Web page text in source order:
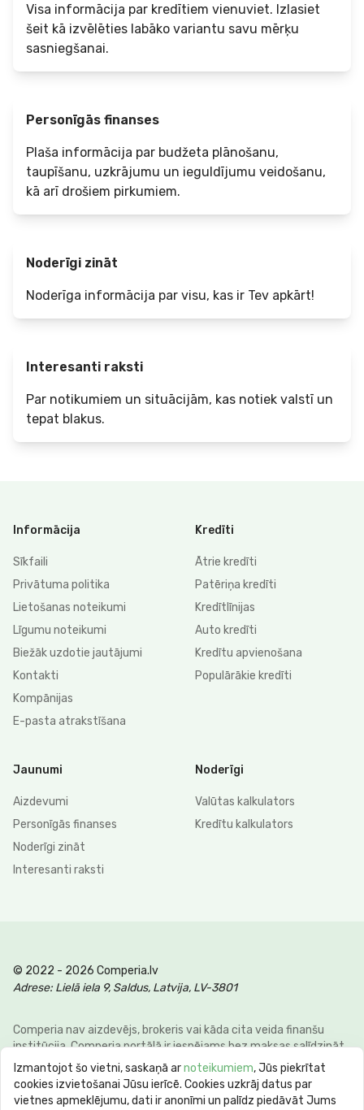
Visa informācija par kredītiem vienuviet. Izlasiet
šeit kā izvēlēties labāko variantu savu mērķu
sasniegšanai.
Personīgās finanses
Plaša informācija par budžeta plānošanu,
taupīšanu, uzkrājumu un ieguldījumu veidošanu,
kā arī drošiem pirkumiem.
Noderīgi zināt
Noderīga informācija par visu, kas ir Tev apkārt!
Interesanti raksti
Par notikumiem un situācijām, kas notiek valstī un
tepat blakus.
Informācija
Sīkfaili
Privātuma politika
Lietošanas noteikumi
Līgumu noteikumi
Biežāk uzdotie jautājumi
Kontakti
Kompānijas
E-pasta atrakstīšana
Kredīti
Ātrie kredīti
Patēriņa kredīti
Kredītlīnijas
Auto kredīti
Kredītu apvienošana
Populārākie kredīti
Jaunumi
Aizdevumi
Personīgās finanses
Noderīgi zināt
Interesanti raksti
Noderīgi
Valūtas kalkulators
Kredītu kalkulators
© 2022 - 2026 Comperia.lv
Adrese: Lielā iela 9, Saldus, Latvija, LV-3801
Comperia nav aizdevējs, brokeris vai kāda cita veida finanšu
institūcija. Comperia portālā ir iespējams bez maksas salīdzināt
dažādus personīgo finanšu veidus, lai klienti varētu ietaupīt savu
laiku un naudu. E-pasts:info@comperia.lv. Reprezentatīvs
piemērs: aizņemoties 5000 € uz 60 mēnešiem, mēneša
Izmantojot šo vietni, saskaņā arnoteikumiem, Jūs piekrītat
cookies izvietošanai Jūsu ierīcē. Cookies uzkrāj datus par
vietnes apmeklējumu, dati ir anonīmi un palīdz piedāvāt Jums